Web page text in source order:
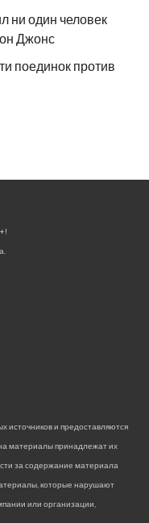
ни один человек
Джонс
поединок против
источников и предоставляются
материалы принадлежат их
за содержание материала
которые нарушают
или организации,